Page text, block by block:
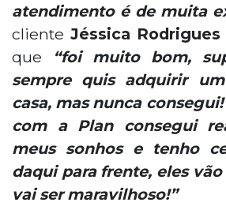
atendimento é de muita
cliente Jéssica Rodrigues
que
“foi muito bom,
sempre quis adquirir
casa, mas nunca consegui!
com a Plan consegui
meus sonhos e tenho
daqui para frente, eles
vai ser maravilhoso!”